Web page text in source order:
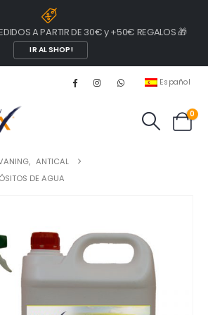
A PARTIR DE 30€ y +50€ REGALOS 🎁
IR AL SHOP!
Español
0
, ANTICAL
DE AGUA